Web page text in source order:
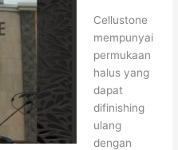
Cellustone
mempunyai
permukaan
halus yang
dapat
difinishing
ulang
dengan